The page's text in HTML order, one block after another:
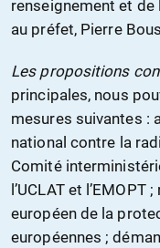
renseignement et
au préfet, Pierre
Les propositions
principales, nous
mesures suivantes :
national contre la
Comité
l’UCLAT et
européen de la
européennes ;